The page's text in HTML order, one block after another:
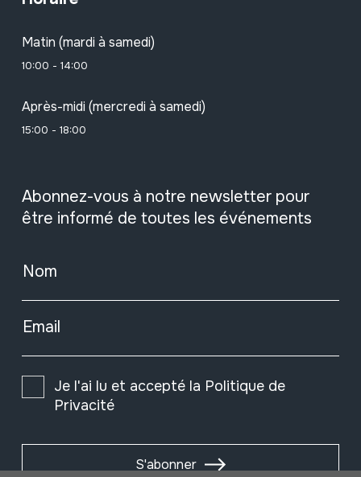
Matin (mardi à samedi)
10:00 - 14:00
Après-midi (mercredi à samedi)
15:00 - 18:00
Abonnez-vous à notre newsletter pour
être informé de toutes les événements
Nom
Email
Je l'ai lu et accepté la Politique de
Privacité
S'abonner